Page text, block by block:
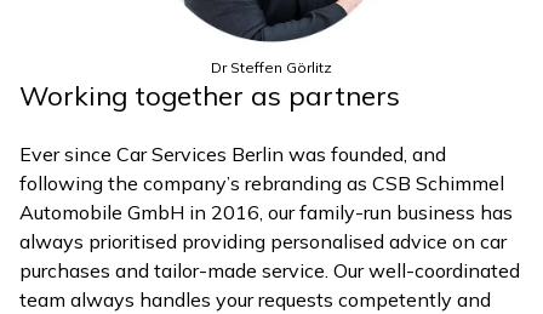
Dr Steffen Görlitz
Working together as partners
Ever since Car Services Berlin was founded, and
following the company’s rebranding as CSB Schimmel
Automobile GmbH in 2016, our family-run business has
always prioritised providing personalised advice on car
purchases and tailor-made service. Our well-coordinated
team always handles your requests competently and